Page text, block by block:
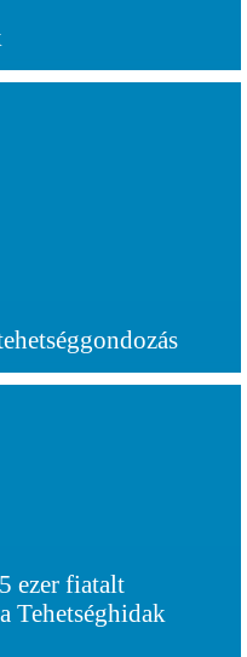
ezer fiatalt
Tehetséghidak